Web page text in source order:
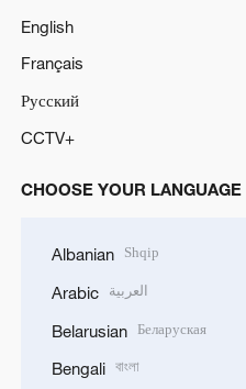
English
Français
Русский
CCTV+
CHOOSE YOUR LANGUAGE
Albanian Shqip
Arabic العربية
Belarusian Беларуская
Bengali বাংলা